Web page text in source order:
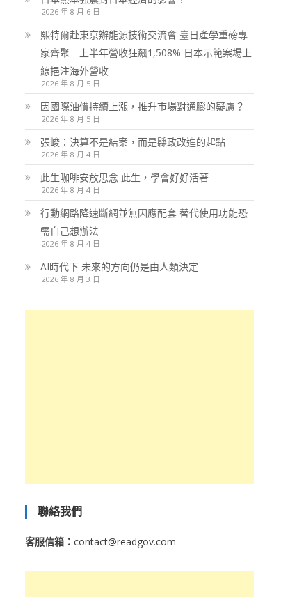
2026 年 8 月 6 日
熙特爾赴東京辦能源技術交流會 臺日產學重磅專
家齊聚 上半年營收狂飆1,508% 日本示範案場上
線挹注海外營收
2026 年 8 月 5 日
因國際油價持續上漲，推升市場對通膨的疑慮？
2026 年 8 月 5 日
張峻：決算不是結案，而是縣政改進的起點
2026 年 8 月 4 日
此生咖啡安放思念 此生，學會好好活著
2026 年 8 月 4 日
行動網路降速斷網並無因應配套 替代使用功能恐
需自己想辦法
2026 年 8 月 4 日
AI時代下 未來的方向仍是由人類決定
2026 年 8 月 3 日
聯絡我們
客服信箱： contact@readgov.com